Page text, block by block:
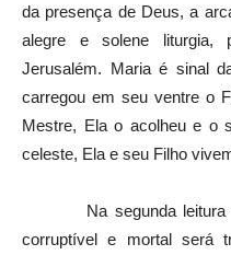
da presença de Deus, a
alegre e solene liturgia,
Jerusalém. Maria é sinal
carregou em seu ventre o
Mestre, Ela o acolheu e o
celeste, Ela e seu Filho
Na segunda leitura –
corruptível e mortal será